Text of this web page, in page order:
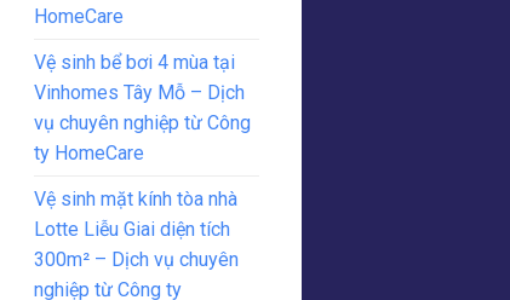
HomeCare
Vệ sinh bể bơi 4 mùa tại
Vinhomes Tây Mỗ – Dịch
vụ chuyên nghiệp từ Công
ty HomeCare
Vệ sinh mặt kính tòa nhà
Lotte Liễu Giai diện tích
300m² – Dịch vụ chuyên
nghiệp từ Công ty